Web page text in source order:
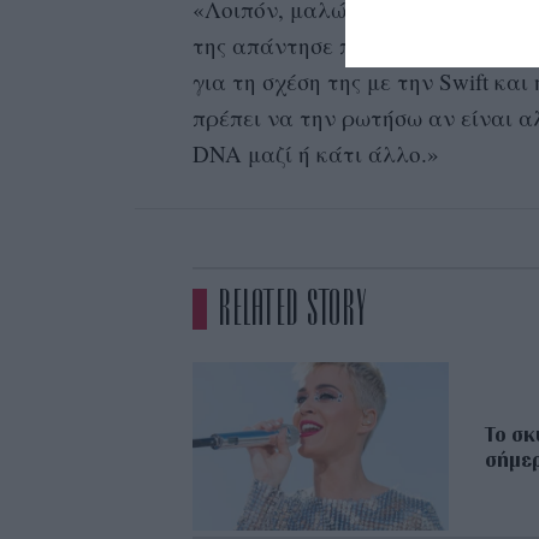
«Λοιπόν, μαλώνουμε σαν
της απάντησε πως κάποιος έχει
για τη σχέση της με την Swift
πρέπει να την ρωτήσω αν είναι
DNA μαζί ή κάτι άλλο.»
RELATED STORY
To